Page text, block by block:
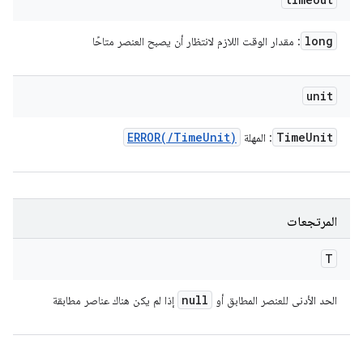
long : مقدار الوقت اللازم لانتظار أن يصبح العنصر متاحًا
unit
TimeUnit : المهلة ERROR( /TimeUnit)
المرتجعات
T
الحد الأدنى للعنصر المطابق أو null إذا لم يكن هناك عناصر مطابقة